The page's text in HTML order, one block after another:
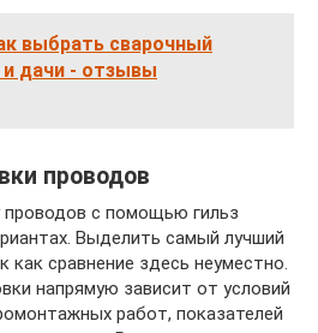
выбрать сварочный
дачи - отзывы
проводов
проводов с помощью гильз
Выделить самый лучший
как сравнение здесь неуместно.
напрямую зависит от условий
работ, показателей